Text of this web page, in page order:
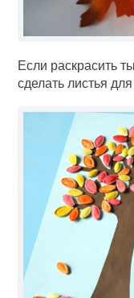
Если раскрасить
сделать листья